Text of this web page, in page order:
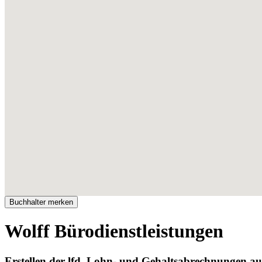
Wolff Bürodienstleistungen